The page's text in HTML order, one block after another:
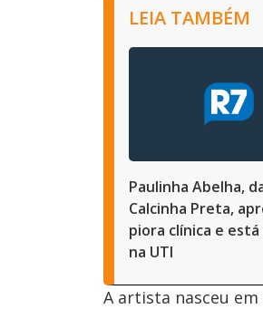
LEIA TAMBÉM
Paulinha Abelha,
Calcinha Preta,
piora clínica e está
na UTI
A artista nasceu